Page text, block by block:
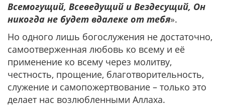
Всемогущий, Всеведущий и Вездесущий, Он
никогда не будет вдалеке от тебя».
Но одного лишь богослужения не достаточно,
самоотверженная любовь ко всему и её
применение ко всему через молитву,
честность, прощение, благотворительность,
служение и самопожертвование – только это
делает нас возлюбленными Аллаха.